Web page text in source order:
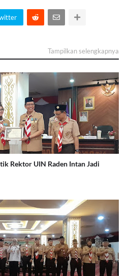
Tampilkan selengkapnya
Rektor UIN Raden Intan Jadi